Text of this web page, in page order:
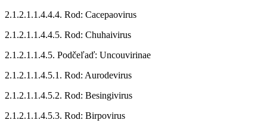
2.1.2.1.1.4.4.4. Rod: Cacepaovirus
2.1.2.1.1.4.4.5. Rod: Chuhaivirus
2.1.2.1.1.4.5. Podčeľaď: Uncouvirinae
2.1.2.1.1.4.5.1. Rod: Aurodevirus
2.1.2.1.1.4.5.2. Rod: Besingivirus
2.1.2.1.1.4.5.3. Rod: Birpovirus